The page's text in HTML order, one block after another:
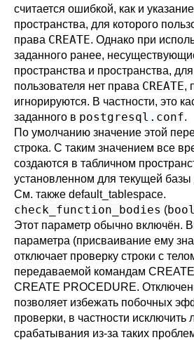
считается ошибкой, как и
пространства, для которого
права CREATE. Однако при
заданного ранее,
пространства и пространства,
пользователя нет права CREATE,
игнорируются. В частности, это
заданного в postgresql.conf.
По умолчанию значение этой
строка. С таким значением все
создаются в табличном
установленном для текущей
См. также default_tablespace.
check_function_bodies (
Этот параметр обычно включён.
параметра (присваивание ему
отключает проверку строки с
передаваемой командам
CREATE PROCEDURE.
позволяет избежать побочных
проверки, в частности исключить
срабатывания из-за таких